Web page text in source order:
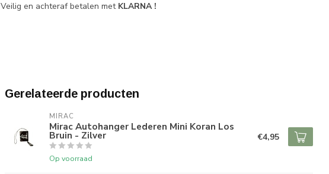
Veilig en achteraf betalen met KLARNA !
Gerelateerde producten
MIRAC
Mirac Autohanger Lederen Mini Koran Los
Bruin - Zilver
Op voorraad
€4,95